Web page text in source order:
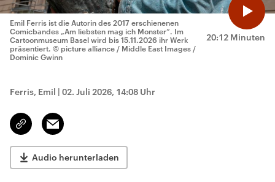
20:12 Minuten
Emil Ferris ist die Autorin des 2017 erschienenen
Comicbandes „Am liebsten mag ich Monster“. Im
Cartoonmuseum Basel wird bis 15.11.2026 ihr Werk
präsentiert. © picture alliance / Middle East Images /
Dominic Gwinn
Ferris, Emil | 02. Juli 2026, 14:08 Uhr
Link
kopieren/teilen
Email
Audio herunterladen